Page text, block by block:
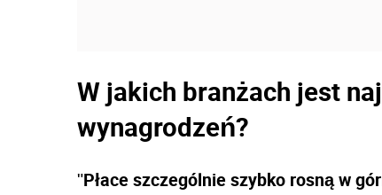
W jakich branżach jest
wynagrodzeń?
"Płace szczególnie szybko rosną w